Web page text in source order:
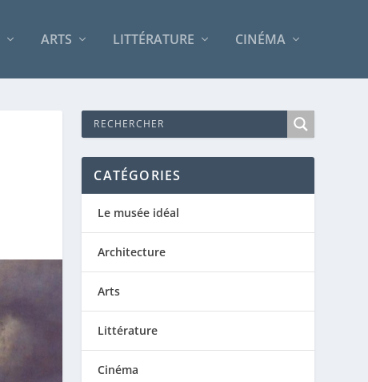
ARTS LITTÉRATURE CINÉMA
CATÉGORIES
Le musée idéal
Architecture
Arts
Littérature
Cinéma